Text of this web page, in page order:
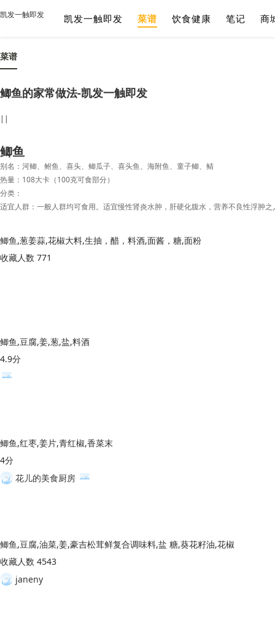
凯发一触即发 凯发一触即发 菜谱 饮食健康 笔记 商
菜谱
鲫鱼的家常做法-凯发一触即发
||
鲫鱼
别名：河鲫、鲋鱼、喜头、鲫瓜子、喜头鱼、海附鱼、童子鲫、鲭
热量：108大卡（100克可食部分）
分类：
鲫鱼,葱姜蒜,花椒大料,生抽，醋，料酒,面酱，糖,面粉
收藏人数 771
鲫鱼,豆腐,姜,葱,盐,料酒
4.9分
鲫鱼,红枣,姜片,青红椒,香菜末
4分
花儿的美食厨房
鲫鱼,豆腐,油菜,姜,豪吉松茸鲜复合调味料,盐 糖,葵花籽油,花椒
收藏人数 4543
janeny